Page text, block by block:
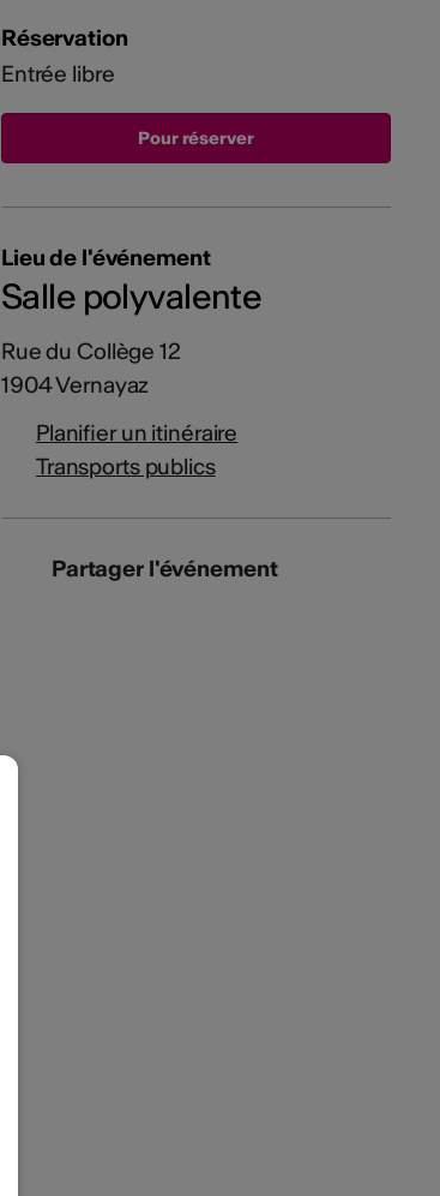
Réservation
Entrée libre
Lieu de l'événement
Salle polyvalente
Rue du Collège 12
1904 Vernayaz
Planifier un itinéraire
Transports publics
Partager l'événement